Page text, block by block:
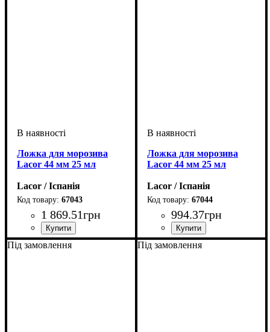
Ложка для морозива
Lacor 44 мм 25 мл
Lacor / Іспанія
67043
1 869.51грн
Ложка для морозива
Lacor 44 мм 25 мл
Lacor / Іспанія
67044
994.37грн
Під замовлення Під замовлення